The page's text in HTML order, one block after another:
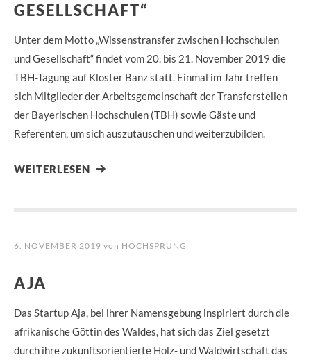
GESELLSCHAFT“
Unter dem Motto „Wissenstransfer zwischen Hochschulen
und Gesellschaft“ findet vom 20. bis 21. November 2019 die
TBH-Tagung auf Kloster Banz statt. Einmal im Jahr treffen
sich Mitglieder der Arbeitsgemeinschaft der Transferstellen
der Bayerischen Hochschulen (TBH) sowie Gäste und
Referenten, um sich auszutauschen und weiterzubilden.
WEITERLESEN
6. NOVEMBER 2019 von HOCHSPRUNG
AJA
Das Startup Aja, bei ihrer Namensgebung inspiriert durch die
afrikanische Göttin des Waldes, hat sich das Ziel gesetzt
durch ihre zukunftsorientierte Holz- und Waldwirtschaft das